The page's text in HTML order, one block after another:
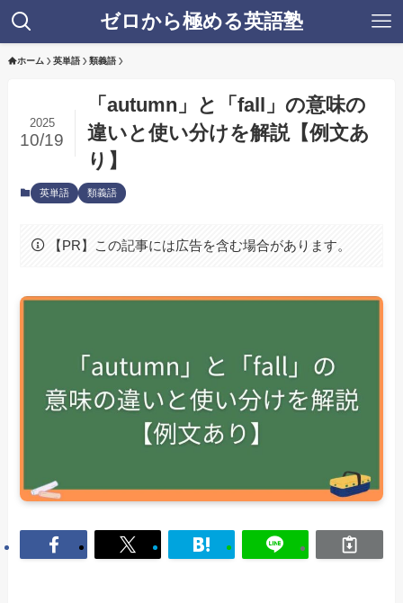
ゼロから極める英語塾
ホーム 英単語 類義語
「autumn」と「fall」の意味の
違いと使い分けを解説【例文あ
り】
2025
10/19
英単語 類義語
【PR】この記事には広告を含む場合があります。